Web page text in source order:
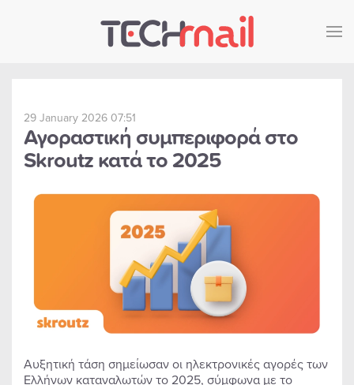
Skip to main content
29 January 2026 07:51
Αγοραστική συμπεριφορά στο
Skroutz κατά το 2025
Αυξητική τάση σημείωσαν οι ηλεκτρονικές αγορές των
Ελλήνων καταναλωτών το 2025, σύμφωνα με το